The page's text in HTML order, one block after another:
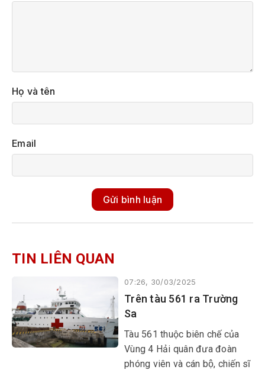
Họ và tên
Email
Gửi bình luận
TIN LIÊN QUAN
07:26, 30/03/2025
Trên tàu 561 ra Trường
Sa
Tàu 561 thuộc biên chế của
Vùng 4 Hải quân đưa đoàn
phóng viên và cán bộ, chiến sĩ